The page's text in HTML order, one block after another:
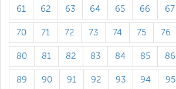
61 62 63 64 65 66 67
70 71 72 73 74 75 76
80 81 82 83 84 85 86
89 90 91 92 93 94 95